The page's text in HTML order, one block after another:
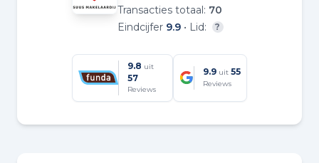
Transacties totaal: 70
Eindcijfer 9.9 • Lid: ?
9.8 uit
57
Reviews
9.9 uit 55
Reviews